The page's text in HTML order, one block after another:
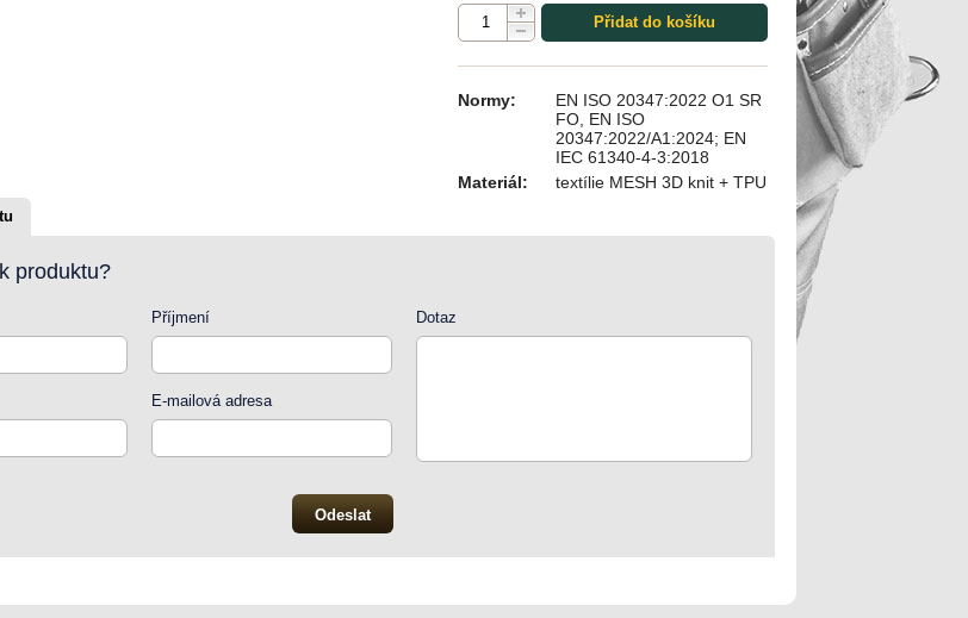
Přidat do košíku
Normy:
EN ISO 20347:2022 O1 SR
FO, EN ISO
20347:2022/A1:2024; EN
IEC 61340-4-3:2018
Materiál:
textílie MESH 3D knit + TPU
produktu?
Příjmení
E-mailová adresa
Dotaz